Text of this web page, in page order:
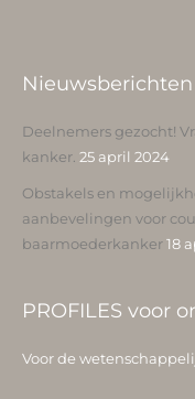
Nieuwsberichten
Deelnemers gezocht!
kanker. 25 april 2024
Obstakels en
aanbevelingen voor
baarmoederkanker 18
PROFILES voor
Voor de